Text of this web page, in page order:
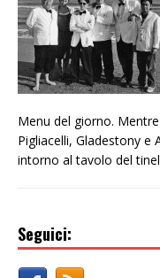
Menu del giorno.
Pigliacelli, Gladestony e
intorno al tavolo del
Seguici: